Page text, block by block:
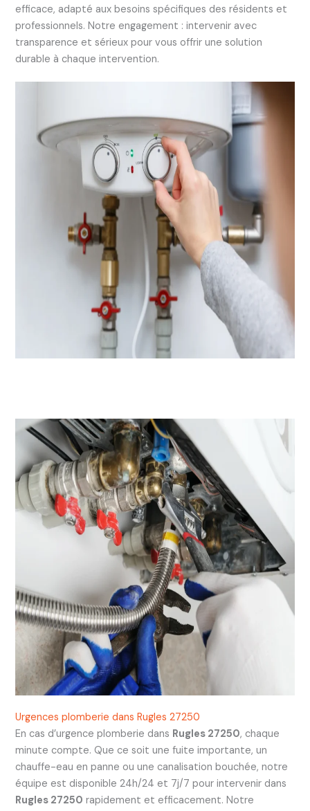
efficace, adapté aux besoins spécifiques des résidents et
professionnels. Notre engagement : intervenir avec
transparence et sérieux pour vous offrir une solution
durable à chaque intervention.
Urgences plomberie dans Rugles 27250
En cas d’urgence plomberie dans Rugles 27250, chaque
minute compte. Que ce soit une fuite importante, un
chauffe-eau en panne ou une canalisation bouchée, notre
équipe est disponible 24h/24 et 7j/7 pour intervenir dans
Rugles 27250 rapidement et efficacement. Notre